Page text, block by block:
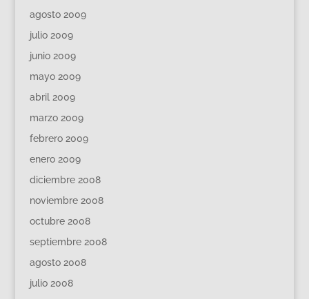
agosto 2009
julio 2009
junio 2009
mayo 2009
abril 2009
marzo 2009
febrero 2009
enero 2009
diciembre 2008
noviembre 2008
octubre 2008
septiembre 2008
agosto 2008
julio 2008